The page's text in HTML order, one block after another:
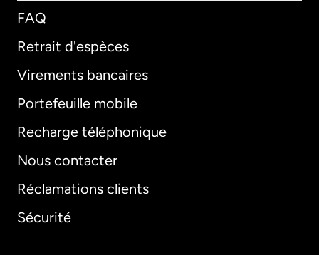
FAQ
Retrait d'espèces
Virements bancaires
Portefeuille mobile
Recharge téléphonique
Nous contacter
Réclamations clients
Sécurité